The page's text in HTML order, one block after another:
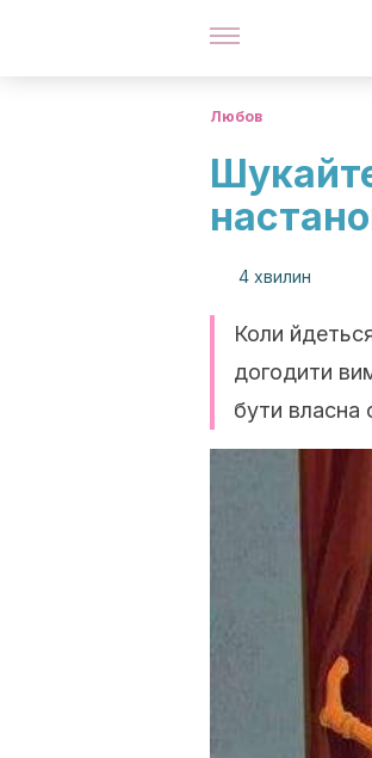
Любов
4 хвилин
Коли
догодити
бути власна